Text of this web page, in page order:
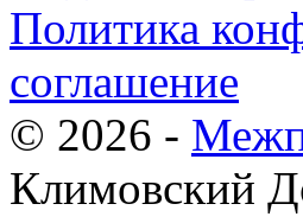
Политика
соглашение
© 2026 -
Климовский